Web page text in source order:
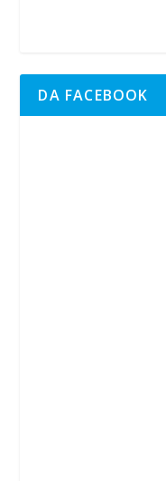
DA FACEBOOK